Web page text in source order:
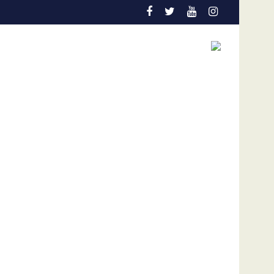
pautarse para diciembre de 2028”
Cáncer de pulmón en Venezuela: la detección